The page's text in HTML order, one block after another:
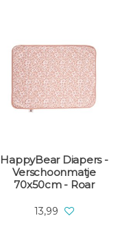
HappyBear Diapers -
Verschoonmatje
70x50cm - Roar
13,99